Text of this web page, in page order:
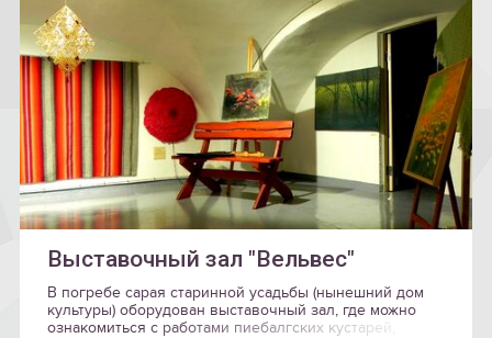
Выставочный зал "Вельвес"
В погребе сарая старинной усадьбы (нынешний дом
культуры) оборудован выставочный зал, где можно
ознакомиться с работами пиебалгских кустарей,